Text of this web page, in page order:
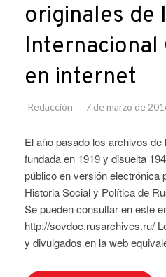
originales de
Internacional
en internet
Redacción 7 de marzo de
El año pasado los archivos
fundada en 1919 y disuelta
público en versión electrónica
Historia Social y Política de
Se pueden consultar en este
http://sovdoc.rusarchives.ru/
y divulgados en la web